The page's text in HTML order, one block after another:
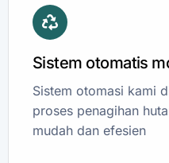
Sistem otomatis
Sistem otomasi kami
proses penagihan
mudah dan efesien